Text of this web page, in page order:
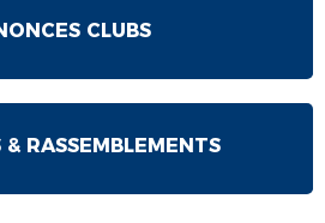
CLUBS
RASSEMBLEMENTS